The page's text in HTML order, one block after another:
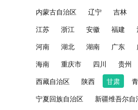
内蒙古自治区
辽宁 吉林
江苏
浙江 安徽 福建
河南
湖北 湖南 广东
海南
重庆市 四川 贵州
西藏自治区
陕西 甘肃
宁夏回族自治区
新疆维吾尔自